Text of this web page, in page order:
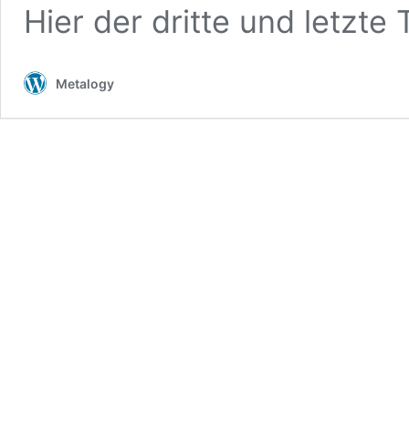
Hier der dritte und letzte
Metalogy